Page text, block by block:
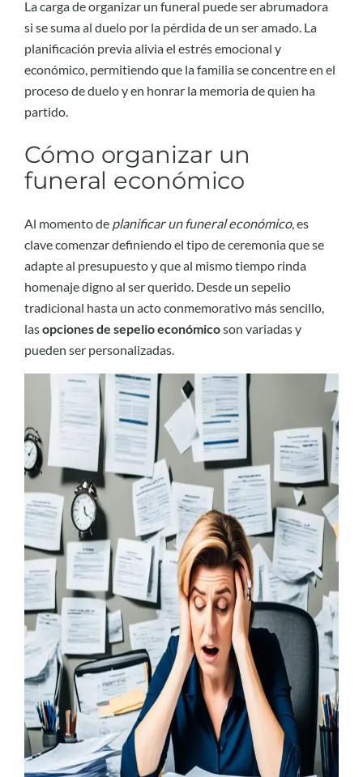
La carga de organizar un funeral puede ser abrumadora
si se suma al duelo por la pérdida de un ser amado. La
planificación previa alivia el estrés emocional y
económico, permitiendo que la familia se concentre en el
proceso de duelo y en honrar la memoria de quien ha
partido.
Cómo organizar un
funeral económico
Al momento de planificar un funeral económico, es
clave comenzar definiendo el tipo de ceremonia que se
adapte al presupuesto y que al mismo tiempo rinda
homenaje digno al ser querido. Desde un sepelio
tradicional hasta un acto conmemorativo más sencillo,
lasopciones de sepelio económicoson variadas y
pueden ser personalizadas.